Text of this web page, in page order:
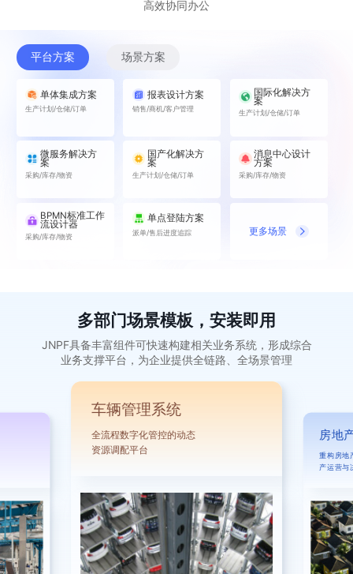
高效协同办公
平台方案 场景方案
单体集成方案
生产计划/仓储/订单
报表设计方案
销售/商机/客户管理
国际化解决方
案
生产计划/仓储/订单
微服务解决方
案
采购/库存/物资
国产化解决方
案
生产计划/仓储/订单
消息中心设计
方案
采购/库存/物资
BPMN标准工作
流设计器
采购/库存/物资
单点登陆方案
派单/售后进度追踪 更多场景
多部门场景模板，安装即用
JNPF具备丰富组件可快速构建相关业务系统，形成综合
业务支撑平台，为企业提供全链路、全场景管理
车辆管理系统
全流程数字化管控的动态
资源调配平台
房地
重构房地
产运营与